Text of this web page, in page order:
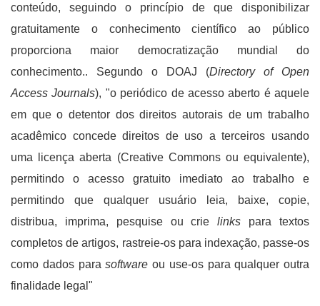
conteúdo, seguindo o princípio de que disponibilizar
gratuitamente o conhecimento científico ao público
proporciona maior democratização mundial do
conhecimento.. Segundo o DOAJ (Directory of Open
Access Journals), "o periódico de acesso aberto é aquele
em que o detentor dos direitos autorais de um trabalho
acadêmico concede direitos de uso a terceiros usando
uma licença aberta (Creative Commons ou equivalente),
permitindo o acesso gratuito imediato ao trabalho e
permitindo que qualquer usuário leia, baixe, copie,
distribua, imprima, pesquise ou crielinks para textos
completos de artigos, rastreie-os para indexação, passe-os
como dados parasoftware ou use-os para qualquer outra
finalidade legal"